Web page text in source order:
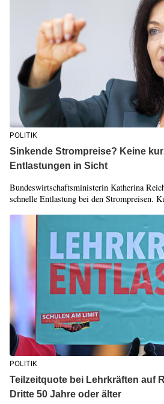
POLITIK
Sinkende Strompreise? Keine
Entlastungen in Sicht
Bundeswirtschaftsministerin Katherina
schnelle Entlastung bei den Strompreisen.
POLITIK
Teilzeitquote bei Lehrkräften auf
Dritte 50 Jahre oder älter